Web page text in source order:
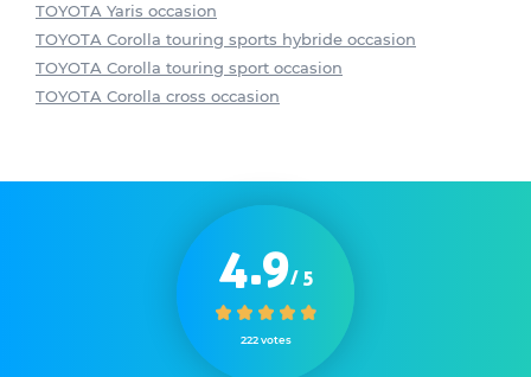
TOYOTA Yaris occasion
TOYOTA Corolla touring sports hybride occasion
TOYOTA Corolla touring sport occasion
TOYOTA Corolla cross occasion
4.9/ 5
222 votes